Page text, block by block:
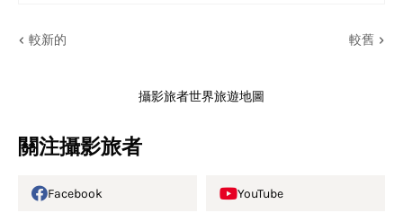
較新的 較舊
攝影旅者世界旅遊地圖
關注攝影旅者
Facebook YouTube